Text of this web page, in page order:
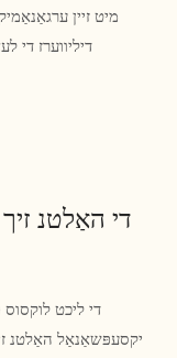
מיט זיין
דיליווערז די
די האַלטנ
יקסעפּשאַנאַל האַלטנ